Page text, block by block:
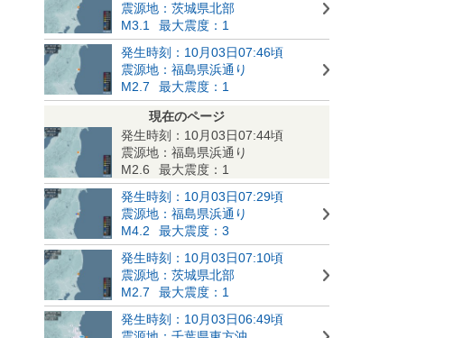
震源地：茨城県北部
M3.1
最大震度：1
発生時刻：10月03日07:46頃
震源地：福島県浜通り
M2.7
最大震度：1
現在のページ
発生時刻：10月03日07:44頃
震源地：福島県浜通り
M2.6
最大震度：1
発生時刻：10月03日07:29頃
震源地：福島県浜通り
M4.2
最大震度：3
発生時刻：10月03日07:10頃
震源地：茨城県北部
M2.7
最大震度：1
発生時刻：10月03日06:49頃